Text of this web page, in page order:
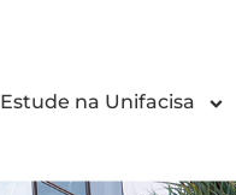
Estude na Unifacisa